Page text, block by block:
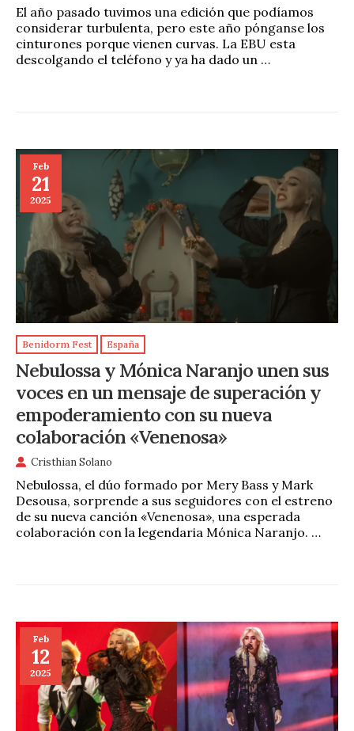
El año pasado tuvimos una edición que podíamos
considerar turbulenta, pero este año pónganse los
cinturones porque vienen curvas. La EBU esta
descolgando el teléfono y ya ha dado un …
Feb
21
2025
Benidorm Fest España
Nebulossa y Mónica Naranjo unen sus
voces en un mensaje de superación y
empoderamiento con su nueva
colaboración «Venenosa»
Cristhian Solano
Nebulossa, el dúo formado por Mery Bass y Mark
Desousa, sorprende a sus seguidores con el estreno
de su nueva canción «Venenosa», una esperada
colaboración con la legendaria Mónica Naranjo. …
Feb
12
2025